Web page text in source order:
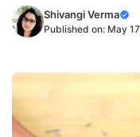
Shivangi Verma
Published on: May